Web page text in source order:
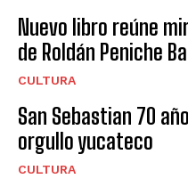
Nuevo libro reúne
de Roldán Peniche
CULTURA
San Sebastian 70
orgullo yucateco
CULTURA